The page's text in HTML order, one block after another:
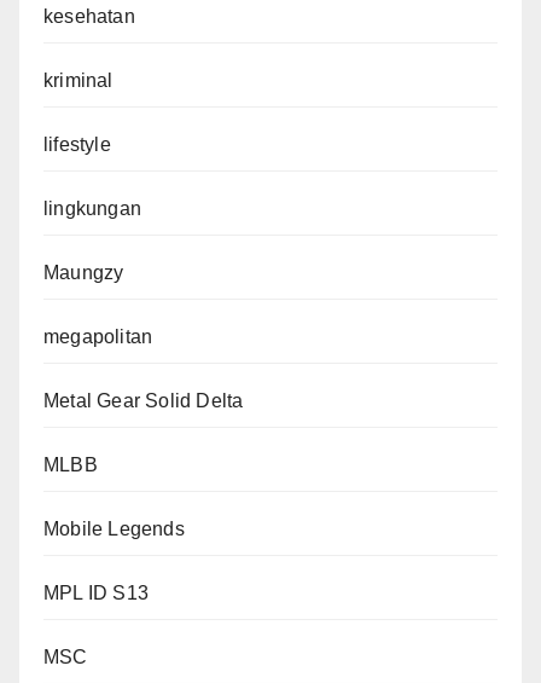
kesehatan
kriminal
lifestyle
lingkungan
Maungzy
megapolitan
Metal Gear Solid Delta
MLBB
Mobile Legends
MPL ID S13
MSC